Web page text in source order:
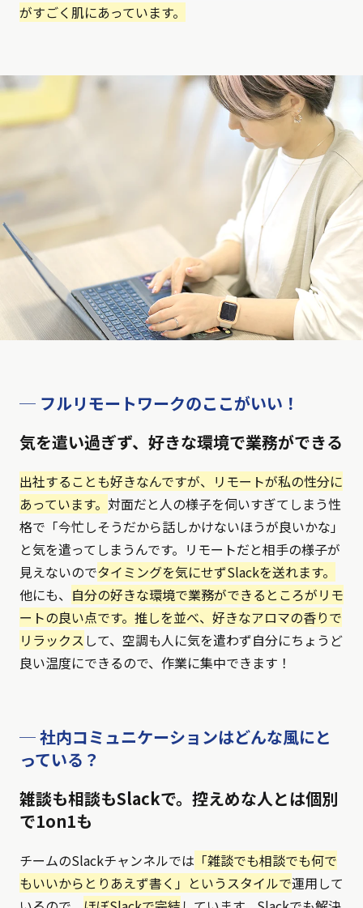
がすごく肌にあっています。
─ フルリモートワークのここがいい！
気を遣い過ぎず、好きな環境で業務ができる
出社することも好きなんですが、リモートが私の性分に
あっています。 対面だと人の様子を伺いすぎてしまう性
格で「今忙しそうだから話しかけないほうが良いかな」
と気を遣ってしまうんです。リモートだと相手の様子が
見えないのでタイミングを気にせずSlackを送れます。
他にも、 自分の好きな環境で業務ができるところがリモ
ートの良い点です。推しを並べ、好きなアロマの香りで
リラックスして、空調も人に気を遣わず自分にちょうど
良い温度にできるので、作業に集中できます！
─ 社内コミュニケーションはどんな風にと
っている？
雑談も相談もSlackで。控えめな人とは個別
で1on1も
チームのSlackチャンネルでは 「雑談でも相談でも何で
もいいからとりあえず書く」というスタイルで運用して